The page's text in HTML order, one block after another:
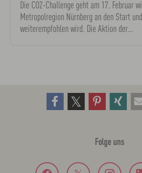
Die CO2-Challenge geht am 17. Februar
Metropolregion Nürnberg an den Start
weiterempfohlen wird. Die Aktion der…
Folge uns